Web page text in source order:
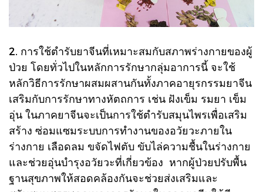
2. การใช้ตำรับยาจีนที่เหมาะสมกับสภาพร่างกายของผู้
ป่วย โดยทั่วไปในหลักการรักษากลุ่มอาการนี้ จะใช้
หลักวิธีการรักษาผสมผสานกันทั้งภาคอายุรกรรมยาจีน
เสริมกับการรักษาทางหัตถการ เช่น ฝังเข็ม รมยา เข็ม
อุ่น ในภาคยาจีนจะเป็นการใช้ตำรับสมุนไพรเพื่อเสริม
สร้าง ซ่อมแซมระบบการทำงานของอวัยวะภายใน
ร่างกาย เลือดลม ขจัดไฟตับ ขับไล่ความชื้นในร่างกาย
และช่วยอุ่นบำรุงอวัยวะที่เกี่ยวข้อง หากผู้ป่วยปรับพื้น
ฐานสุขภาพให้สอดคล้องกันจะช่วยส่งเสริมและ